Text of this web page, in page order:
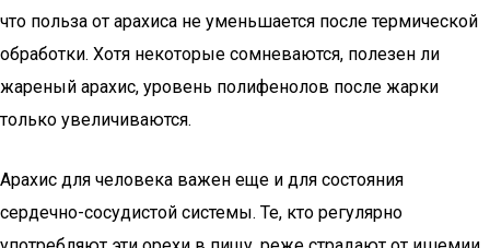
что польза от арахиса не уменьшается после термической
обработки. Хотя некоторые сомневаются, полезен ли
жареный арахис, уровень полифенолов после жарки
только увеличиваются.
Арахис для человека важен еще и для состояния
сердечно-сосудистой системы. Те, кто регулярно